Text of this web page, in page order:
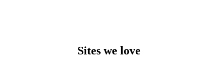
Sites we love